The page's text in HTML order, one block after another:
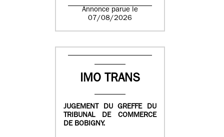
Annonce parue le
07/08/2026
IMO TRANS
JUGEMENT DU GREFFE DU
TRIBUNAL DE COMMERCE
DE BOBIGNY.